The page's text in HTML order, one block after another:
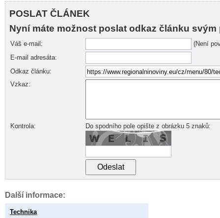
POSLAT ČLÁNEK
Nyní máte možnost poslat odkaz článku svým
Váš e-mail:
(Není
E-mail adresáta:
Odkaz článku:
Vzkaz:
Kontrola: Do spodního pole opište z obrázku 5 znaků:
Další informace:
Technika